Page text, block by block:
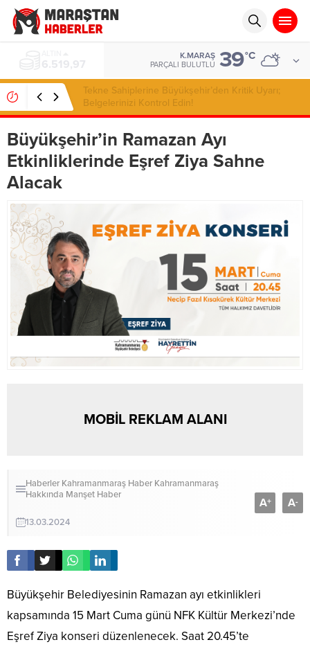
6.519,97
K.MARAŞ
PARÇALI BULUTLU 39°C
Tekne Sahiplerine Büyükşehir’den Kritik Uyarı;
Belgelerinizi Kontrol Edin!
Büyükşehir’in Ramazan Ayı
Etkinliklerinde Eşref Ziya Sahne
Alacak
MOBİL REKLAM ALANI
Haberler Kahramanmaraş Haber Kahramanmaraş
Hakkında Manşet Haber
13.03.2024
A+ A-
Büyükşehir Belediyesinin Ramazan ayı etkinlikleri
kapsamında 15 Mart Cuma günü NFK Kültür Merkezi’nde
Eşref Ziya konseri düzenlenecek. Saat 20.45’te